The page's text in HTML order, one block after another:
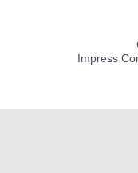
Impress